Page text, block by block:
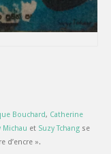
Bouchard, Catherine
Michau et Suzy Tchang se
d’encre ».